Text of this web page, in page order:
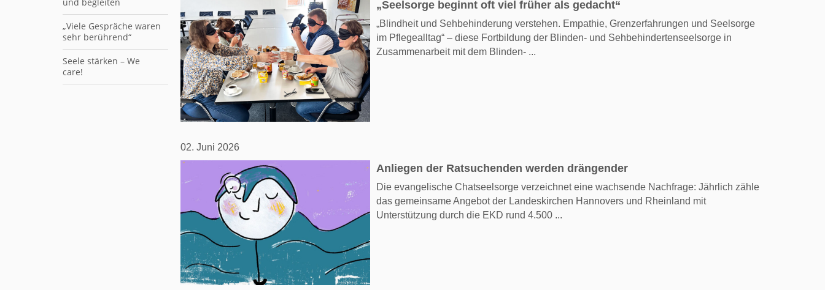
„Viele Gespräche waren
sehr berührend“
Seele stärken – We
care!
„Seelsorge beginnt oft viel früher als gedacht“
„Blindheit und Sehbehinderung verstehen. Empathie, Grenzerfahrungen und Seelsorge
im Pflegealltag“ – diese Fortbildung der Blinden- und Sehbehindertenseelsorge in
Zusammenarbeit mit dem Blinden- ...
02. Juni 2026
Anliegen der Ratsuchenden werden drängender
Die evangelische Chatseelsorge verzeichnet eine wachsende Nachfrage: Jährlich zähle
das gemeinsame Angebot der Landeskirchen Hannovers und Rheinland mit
Unterstützung durch die EKD rund 4.500 ...